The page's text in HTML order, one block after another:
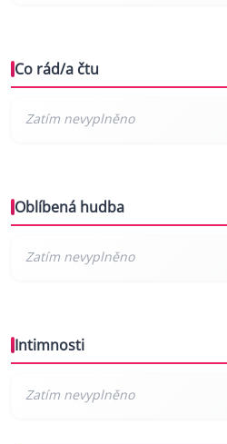
Co rád/a čtu
Oblíbená hudba
Intimnosti